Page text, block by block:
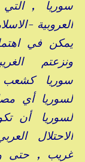
سوريا ,
العروبية -
يمكن في
ونزعتم
سوريا كشعب
لسوريا أي
لسوريا أن
الاحتلال
غريب , حتى